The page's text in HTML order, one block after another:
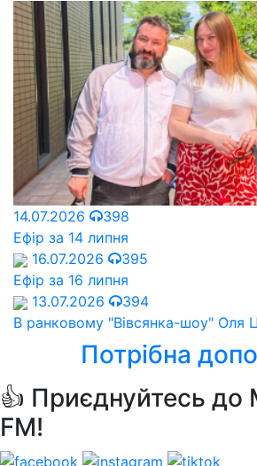
14.07.2026
398
Ефір за 14 липня
16.07.2026
395
Ефір за 16 липня
13.07.2026
394
В ранковому "Вівсянка-шоу" Оля
Потрібна
👍 Приєднуйтесь до
FM!